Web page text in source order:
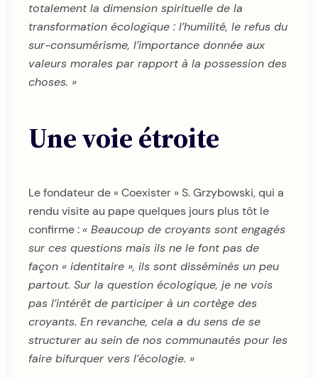
totalement la dimension spirituelle de la
transformation écologique : l’humilité, le refus du
sur-consumérisme, l’importance donnée aux
valeurs morales par rapport à la possession des
choses. »
Une voie étroite
Le fondateur de « Coexister » S. Grzybowski, qui a
rendu visite au pape quelques jours plus tôt le
confirme : « Beaucoup de croyants sont engagés
sur ces questions mais ils ne le font pas de
façon « identitaire », ils sont disséminés un peu
partout. Sur la question écologique, je ne vois
pas l’intérêt de participer à un cortège des
croyants. En revanche, cela a du sens de se
structurer au sein de nos communautés pour les
faire bifurquer vers l’écologie. »